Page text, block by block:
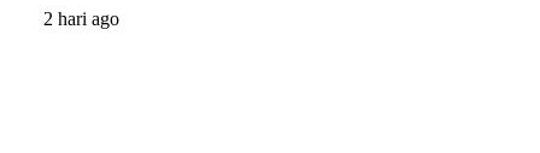
2 hari ago